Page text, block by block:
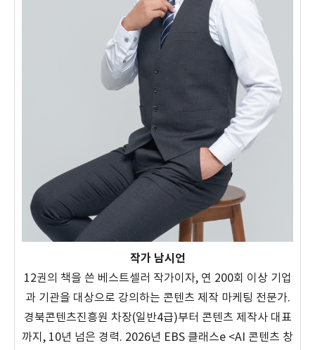
작가 남시언
12권의 책을 쓴 베스트셀러 작가이자, 연 200회 이상 기업
과 기관을 대상으로 강의하는 콘텐츠 제작 마케팅 전문가.
경북콘텐츠진흥원 차장(일반4급)부터 콘텐츠 제작사 대표
까지, 10년 넘은 경력. 2026년 EBS 클래스e <AI 콘텐츠 창